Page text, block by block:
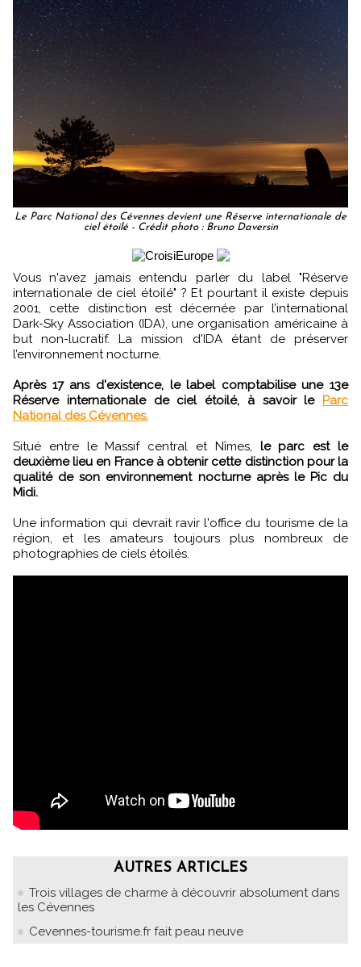
Le Parc National des Cévennes devient une Réserve internationale de
ciel étoilé - Crédit photo : Bruno Daversin
Vous n'avez jamais entendu parler du label "Réserve
internationale de ciel étoilé" ? Et pourtant il existe depuis
2001, cette distinction est décernée par l’international
Dark-Sky Association (IDA), une organisation américaine à
but non-lucratif. La mission d'IDA étant de préserver
l’environnement nocturne.
Après 17 ans d'existence, le label comptabilise une 13e
Réserve internationale de ciel étoilé, à savoir le Parc
National des Cévennes.
Situé entre le Massif central et Nîmes, le parc est le
deuxième lieu en France à obtenir cette distinction pour la
qualité de son environnement nocturne après le Pic du
Midi.
Une information qui devrait ravir l'office du tourisme de la
région, et les amateurs toujours plus nombreux de
photographies de ciels étoilés.
AUTRES ARTICLES
Trois villages de charme à découvrir absolument dans
les Cévennes
Cevennes-tourisme.fr fait peau neuve